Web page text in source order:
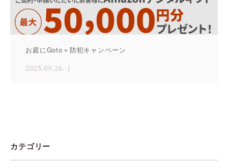
お庭にGoto＋防犯キャンペーン
2025.09.26
カテゴリー